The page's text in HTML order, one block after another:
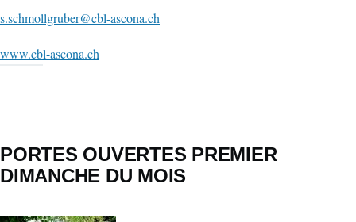
s.schmollgruber@cbl-ascona.ch
www.cbl-ascona.ch
PORTES OUVERTES PREMIER
DIMANCHE DU MOIS